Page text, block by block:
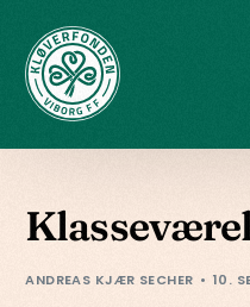
ANDREAS KJÆR SECHER 10.